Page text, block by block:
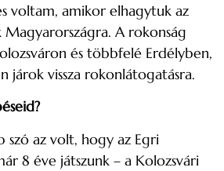
voltam, amikor elhagytuk az
A rokonság
és többfelé Erdélyben,
járok vissza rokonlátogatásra.
szó az volt, hogy az Egri
8 éve játszunk – a Kolozsvári